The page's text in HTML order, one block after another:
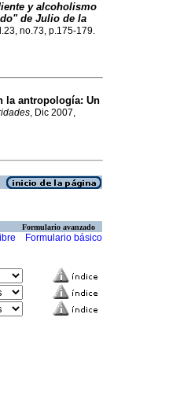
y alcoholismo
de Julio de la
no.73, p.175-179.
la antropología: Un
, Dic 2007,
Formulario avanzado
Formulario básico